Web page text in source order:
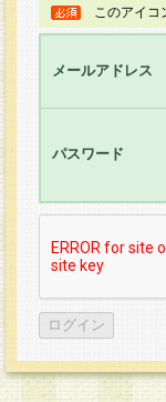
このアイコ
メールアドレス
パスワード